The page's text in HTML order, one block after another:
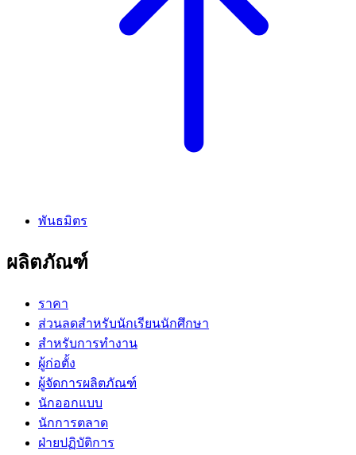
พันธมิตร
ผลิตภัณฑ์
ราคา
ส่วนลดสำหรับนักเรียนนักศึกษา
สำหรับการทำงาน
ผู้ก่อตั้ง
ผู้จัดการผลิตภัณฑ์
นักออกแบบ
นักการตลาด
ฝ่ายปฏิบัติการ